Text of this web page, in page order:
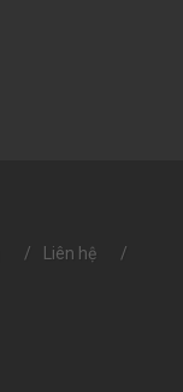
Liên hệ